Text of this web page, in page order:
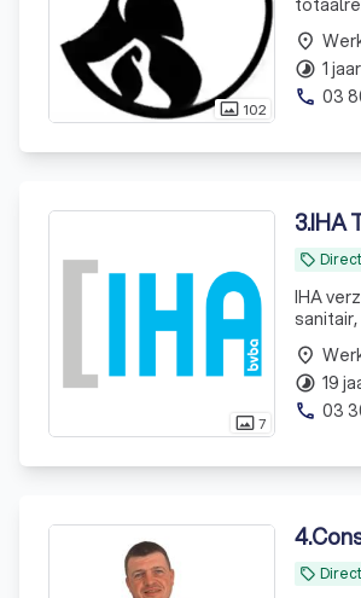
photo_size_select_actual 102
begin
place
timelapse 1
phone 03
photo_size_select_actual7
3.IHA
local_offer
IHA
steeds
place
timelapse 19
phone 03
4.
local_offer